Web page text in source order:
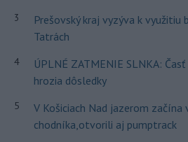
3
Prešovský kraj vyzýva k
Tatrách
4
ÚPLNÉ ZATMENIE SLNKA:
hrozia dôsledky
5
V Košiciach Nad jazerom začína
chodníka,otvorili aj pumptrack